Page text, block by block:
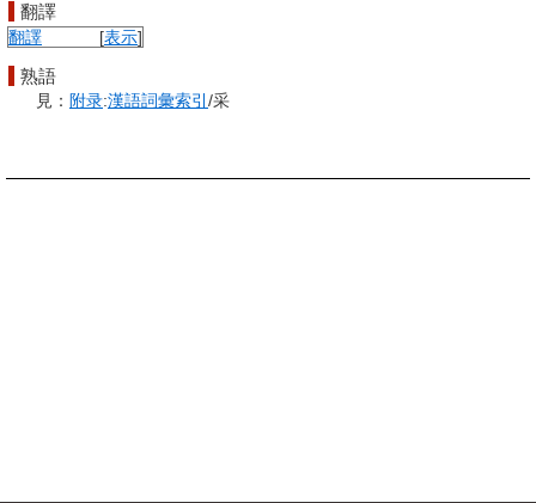
翻譯
[表示]
翻譯
熟語
見： 附录:漢語詞彙索引 /采